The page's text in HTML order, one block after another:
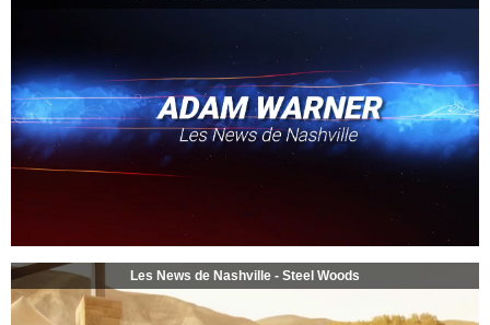
Les News de Nashville - Steel Woods